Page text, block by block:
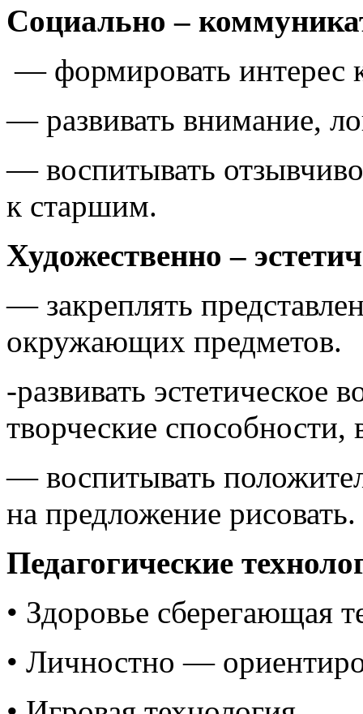
Социально –
— формировать интерес
— развивать внимание,
— воспитывать
к старшим.
Художественно –
— закреплять
окружающих предметов.
-развивать эстетическое
творческие способности,
— воспитывать
на предложение рисовать.
Педагогические
• Здоровье сберегающая
• Личностно —